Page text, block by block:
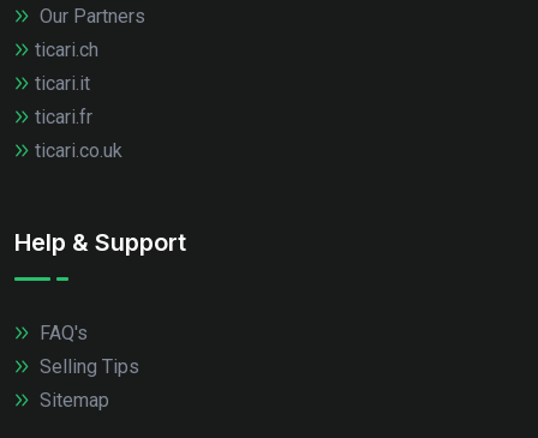
Our Partners
ticari.ch
ticari.it
ticari.fr
ticari.co.uk
Help & Support
FAQ's
Selling Tips
Sitemap